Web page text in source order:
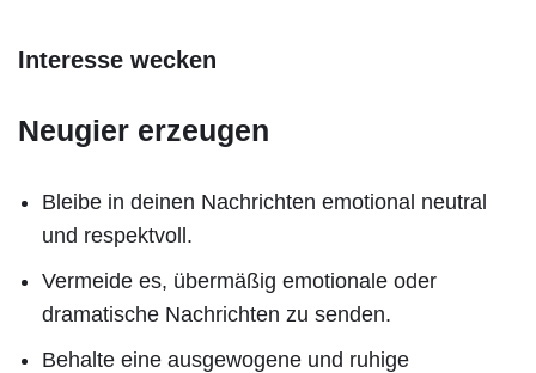
Interesse wecken
Neugier erzeugen
Bleibe in deinen Nachrichten emotional neutral
und respektvoll.
Vermeide es, übermäßig emotionale oder
dramatische Nachrichten zu senden.
Behalte eine ausgewogene und ruhige